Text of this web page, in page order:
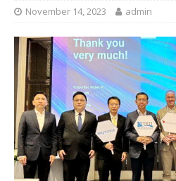
November 14, 2023 admin